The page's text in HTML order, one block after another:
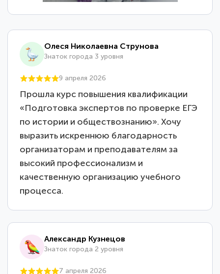
Олеся Николаевна Струнова
Знаток города 3 уровня
9 апреля 2026
Прошла курс повышения квалификации
«Подготовка экспертов по проверке ЕГЭ
по истории и обществознанию». Хочу
выразить искреннюю благодарность
организаторам и преподавателям за
высокий профессионализм и
качественную организацию учебного
процесса.
Александр Кузнецов
Знаток города 2 уровня
7 апреля 2026